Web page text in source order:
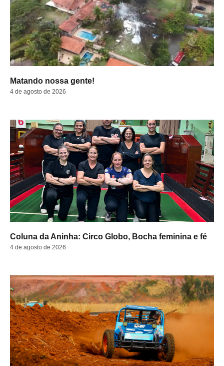
Matando nossa gente!
4 de agosto de 2026
Coluna da Aninha: Circo Globo, Bocha feminina e fé
4 de agosto de 2026